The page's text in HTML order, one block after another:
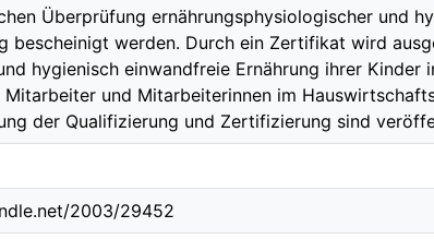
Überprüfung ernährungsphysiologischer und
bescheinigt werden. Durch ein Zertifikat wird
hygienisch einwandfreie Ernährung ihrer Kinder
Mitarbeiter und Mitarbeiterinnen im
der Qualifizierung und Zertifizierung sind
2003/29452